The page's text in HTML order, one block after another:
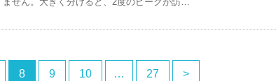
8 9 10 27 >